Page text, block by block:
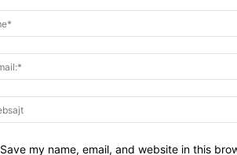
Save my name, email, and website in this